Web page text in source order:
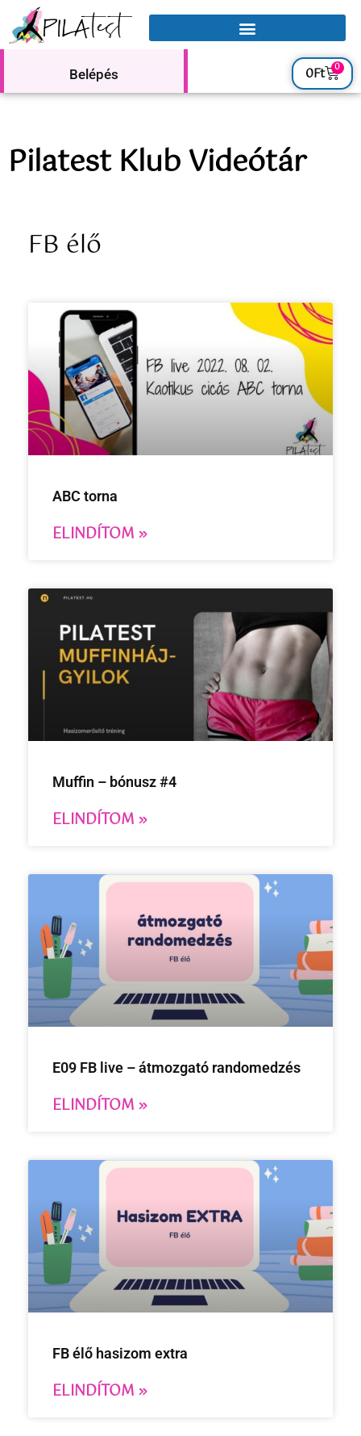
Belépés 0Ft 0
Pilatest Klub Videótár
FB élő
ABC torna
ELINDÍTOM »
Muffin – bónusz #4
ELINDÍTOM »
E09 FB live – átmozgató randomedzés
ELINDÍTOM »
FB élő hasizom extra
ELINDÍTOM »